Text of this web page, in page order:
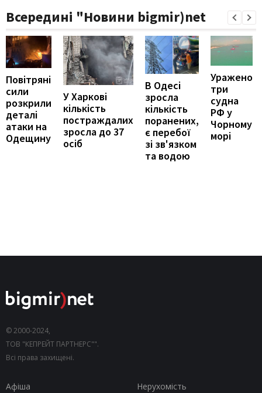
Всередині "Новини bigmir)net
Повітряні
сили
розкрили
деталі
атаки на
Одещину
У Харкові
кількість
постраждалих
зросла до 37
осіб
В Одесі
зросла
кількість
поранених,
є перебої
зі зв'язком
та водою
Уражено
три
судна
РФ у
Чорному
морі
© 2000-2024,
ТОВ "КЕПРЕЙТ ПАРТНЕРС"".
Всі права захищені.
Афіша
Нерухомість